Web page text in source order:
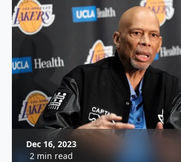
Dec 16, 2023
2 min read